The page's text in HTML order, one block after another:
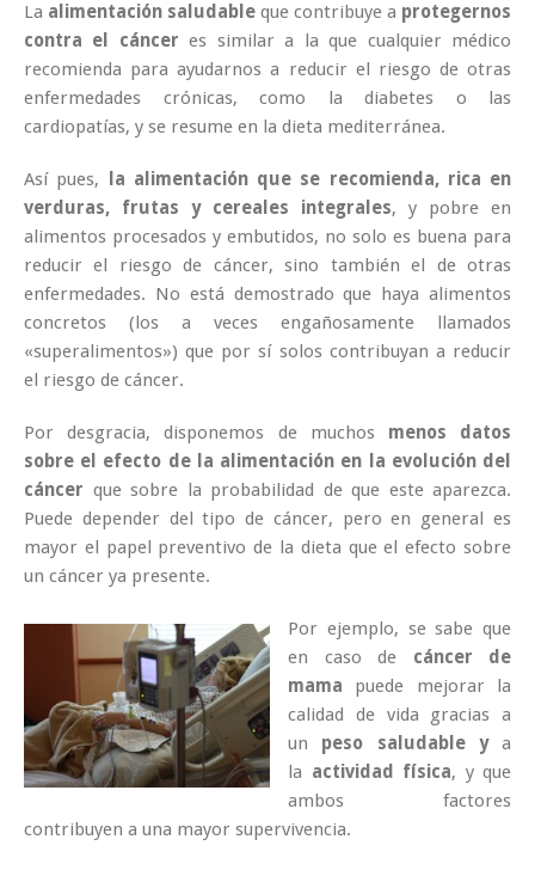
La alimentación saludable que contribuye a protegernos
contra el cáncer es similar a la que cualquier médico
recomienda para ayudarnos a reducir el riesgo de otras
enfermedades crónicas, como la diabetes o las
cardiopatías, y se resume en la dieta mediterránea.
Así pues,
la alimentación que se recomienda, rica en
verduras, frutas y cereales integrales, y pobre en
alimentos procesados y embutidos, no solo es buena para
reducir el riesgo de cáncer, sino también el de otras
enfermedades. No está demostrado que haya alimentos
concretos (los a veces engañosamente llamados
«superalimentos») que por sí solos contribuyan a reducir
el riesgo de cáncer.
Por desgracia, disponemos de muchos menos datos
sobre el efecto de la alimentación en la evolución del
cáncer que sobre la probabilidad de que este aparezca.
Puede depender del tipo de cáncer, pero en general es
mayor el papel preventivo de la dieta que el efecto sobre
un cáncer ya presente.
Por ejemplo, se sabe que
en caso de cáncer de
mama puede mejorar la
calidad de vida gracias a
un peso saludable ya
la actividad física, y que
ambos factores
contribuyen a una mayor supervivencia.